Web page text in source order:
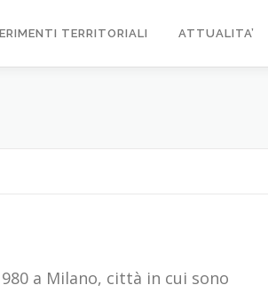
TERRITORIALI ATTUALITA’
a Milano, città in cui sono